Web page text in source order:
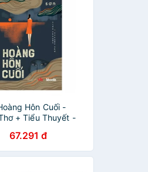
Hôn Cuối -
+ Tiểu Thuyết -
67.291 đ